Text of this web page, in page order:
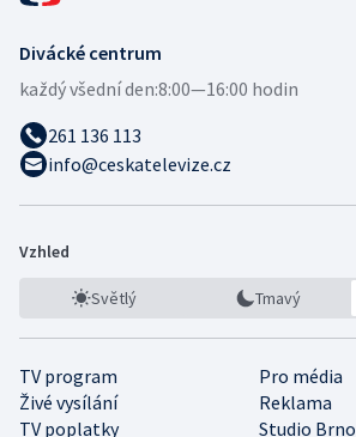
Divácké centrum
každý všední den:8:00—16:00 hodin
261 136 113
info@ceskatelevize.cz
Vzhled
Světlý Tmavý
TV program
Pro média
Živé vysílání
Reklama
TV poplatky
Studio Brno